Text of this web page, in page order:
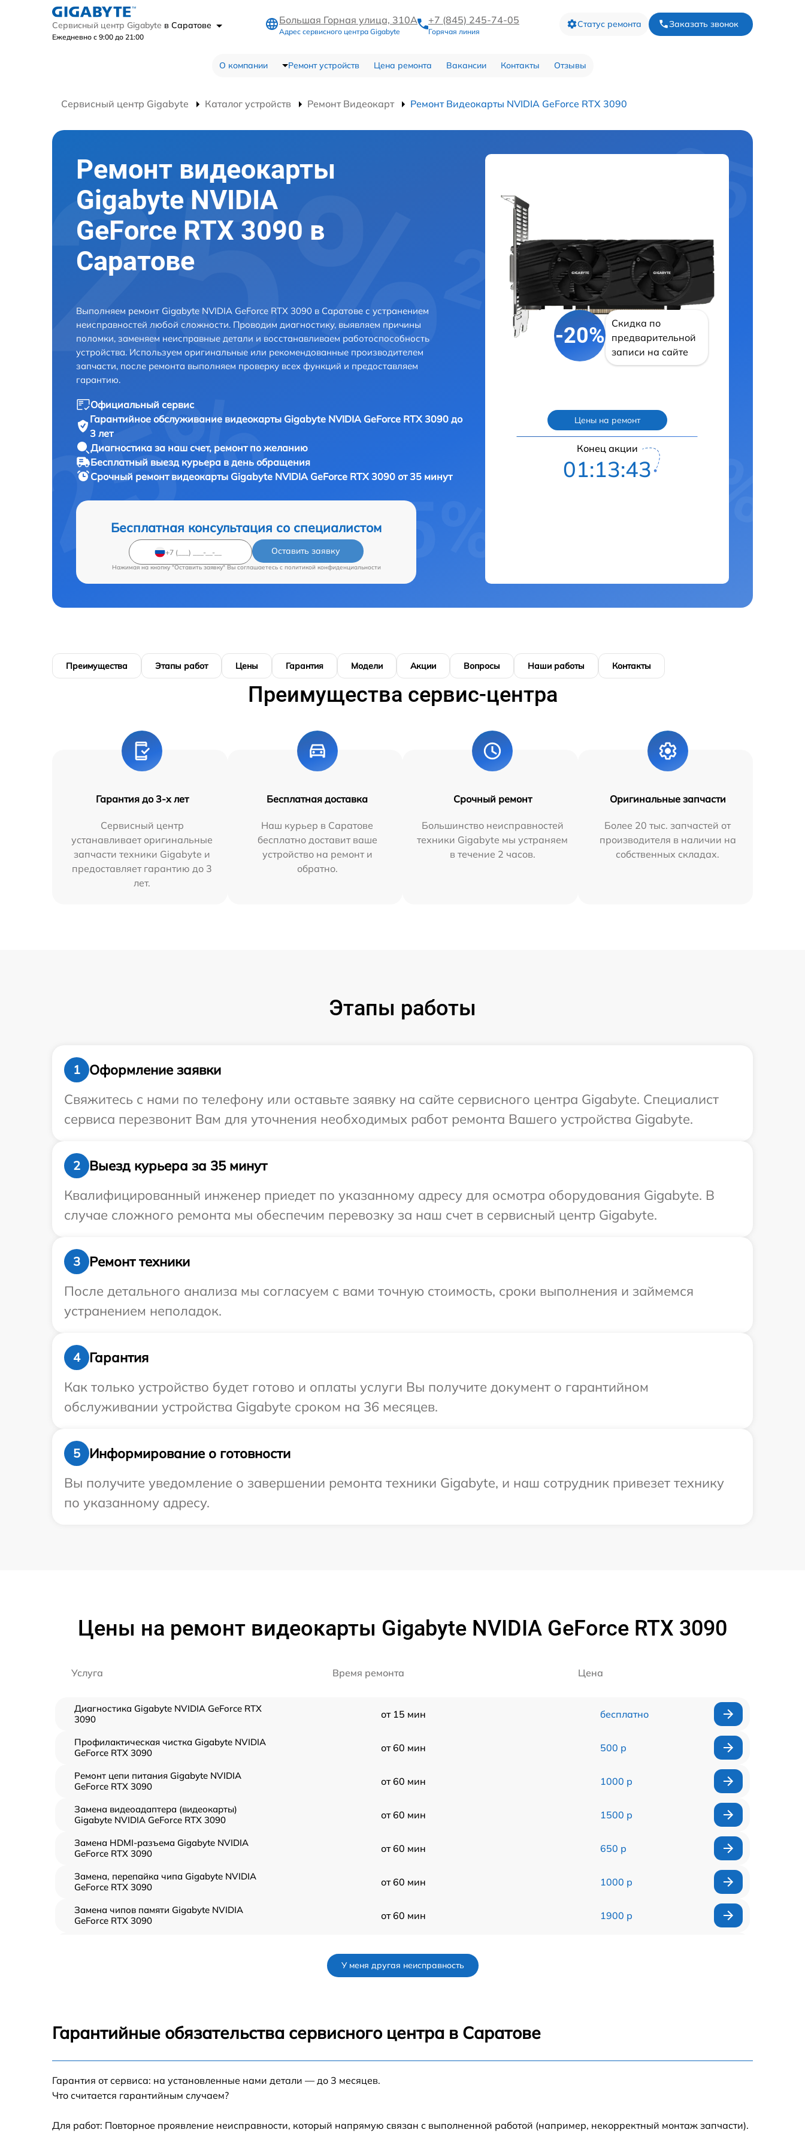
Сервисный центр Gigabyte в Саратове
Ежедневно с 9:00 до 21:00
Большая Горная улица, 310А
Адрес сервисного центра Gigabyte
+7 (845) 245-74-05
Горячая линия
Статус ремонта Заказать звонок
О компании Ремонт устройств Цена ремонта Вакансии Контакты Отзывы
Сервисный центр Gigabyte Каталог устройств Ремонт Видеокарт Ремонт Видеокарты NVIDIA GeForce RTX 3090
Ремонт видеокарты
Gigabyte NVIDIA
GeForce RTX 3090 в
Саратове
Выполняем ремонт Gigabyte NVIDIA GeForce RTX 3090 в Саратове с устранением
неисправностей любой сложности. Проводим диагностику, выявляем причины
поломки, заменяем неисправные детали и восстанавливаем работоспособность
устройства. Используем оригинальные или рекомендованные производителем
запчасти, после ремонта выполняем проверку всех функций и предоставляем
гарантию.
Официальный сервис
Гарантийное обслуживание видеокарты Gigabyte NVIDIA GeForce RTX 3090 до
3 лет
Диагностика за наш счет, ремонт по желанию
Бесплатный выезд курьера в день обращения
Срочный ремонт видеокарты Gigabyte NVIDIA GeForce RTX 3090 от 35 минут
Бесплатная консультация со специалистом
Оставить заявку
Нажимая на кнопку "Оставить заявку" Вы соглашаетесь c политикой конфиденциальности
-20%
Скидка по
предварительной
записи на сайте
Цены на ремонт
Конец акции
01:13:42
Преимущества Этапы работ Цены Гарантия Модели Акции Вопросы Наши работы Контакты
Преимущества сервис-центра
Гарантия до 3-х лет
Сервисный центр
устанавливает оригинальные
запчасти техники Gigabyte и
предоставляет гарантию до 3
лет.
Бесплатная доставка
Наш курьер в Саратове
бесплатно доставит ваше
устройство на ремонт и
обратно.
Срочный ремонт
Большинство неисправностей
техники Gigabyte мы устраняем
в течение 2 часов.
Оригинальные запчасти
Более 20 тыс. запчастей от
производителя в наличии на
собственных складах.
Этапы работы
1
Оформление заявки
Свяжитесь с нами по телефону или оставьте заявку на сайте сервисного центра Gigabyte. Специалист
сервиса перезвонит Вам для уточнения необходимых работ ремонта Вашего устройства Gigabyte.
2
Выезд курьера за 35 минут
Квалифицированный инженер приедет по указанному адресу для осмотра оборудования Gigabyte. В
случае сложного ремонта мы обеспечим перевозку за наш счет в сервисный центр Gigabyte.
3
Ремонт техники
После детального анализа мы согласуем с вами точную стоимость, сроки выполнения и займемся
устранением неполадок.
4
Гарантия
Как только устройство будет готово и оплаты услуги Вы получите документ о гарантийном
обслуживании устройства Gigabyte сроком на 36 месяцев.
5
Информирование о готовности
Вы получите уведомление о завершении ремонта техники Gigabyte, и наш сотрудник привезет технику
по указанному адресу.
Цены на ремонт видеокарты Gigabyte NVIDIA GeForce RTX 3090
Услуга Время ремонта Цена
Диагностика Gigabyte NVIDIA GeForce RTX
3090
от 15 мин бесплатно
Профилактическая чистка Gigabyte NVIDIA
GeForce RTX 3090
от 60 мин 500 р
Ремонт цепи питания Gigabyte NVIDIA
GeForce RTX 3090
от 60 мин 1000 р
Замена видеоадаптера (видеокарты)
Gigabyte NVIDIA GeForce RTX 3090
от 60 мин 1500 р
Замена HDMI-разъема Gigabyte NVIDIA
GeForce RTX 3090
от 60 мин 650 р
Замена, перепайка чипа Gigabyte NVIDIA
GeForce RTX 3090
от 60 мин 1000 р
Замена чипов памяти Gigabyte NVIDIA
GeForce RTX 3090
от 60 мин 1900 р
Восстановление после попадания влаги
Gigabyte NVIDIA GeForce RTX 3090
RTX 3090
У меня другая неисправность
Гарантийные обязательства сервисного центра в Саратове
Гарантия от сервиса: на установленные нами детали — до 3 месяцев.
Что считается гарантийным случаем?
Для работ: Повторное проявление неисправности, который напрямую связан с выполненной работой (например, некорректный монтаж запчасти).